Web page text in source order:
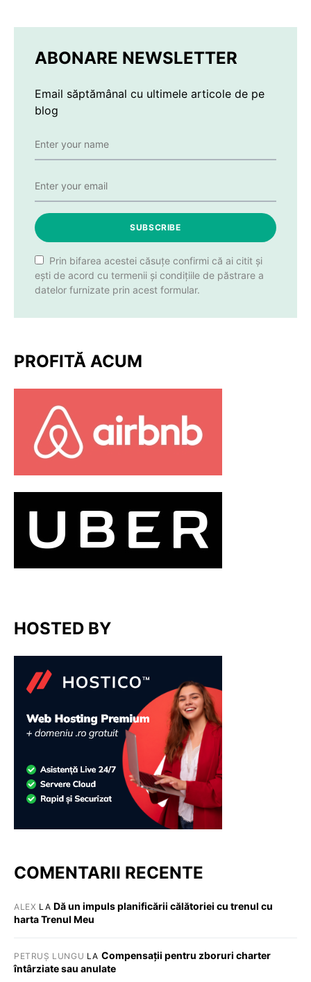
ABONARE NEWSLETTER
Email săptămânal cu ultimele articole de pe
blog
SUBSCRIBE
Prin bifarea acestei căsuțe confirmi că ai citit și
ești de acord cu termenii și condițiile de păstrare a
datelor furnizate prin acest formular.
PROFITĂ ACUM
HOSTED BY
COMENTARII RECENTE
ALEX LA Dă un impuls planificării călătoriei cu trenul cu
harta Trenul Meu
PETRUȘ LUNGU LA Compensații pentru zboruri charter
întârziate sau anulate